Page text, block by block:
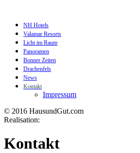
NH Hotels
Valamar Resorts
Licht im Raum
Panoramen
Bonner Zeiten
Drachenfels
News
Kontakt
Impressum
© 2016 HausundGut.com
Realisation:
Kontakt